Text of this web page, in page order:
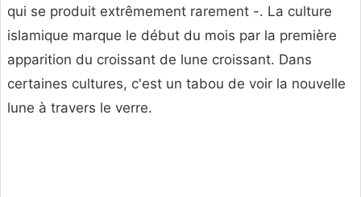
qui se produit extrêmement rarement -. La culture
islamique marque le début du mois par la première
apparition du croissant de lune croissant. Dans
certaines cultures, c'est un tabou de voir la nouvelle
lune à travers le verre.